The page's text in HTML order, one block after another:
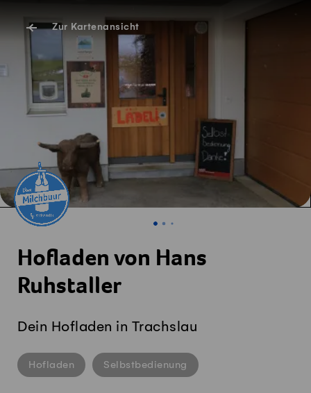
Zur Kartenansicht
Hofladen von Hans
Ruhstaller
Dein Hofladen in Trachslau
Hofladen Selbstbedienung